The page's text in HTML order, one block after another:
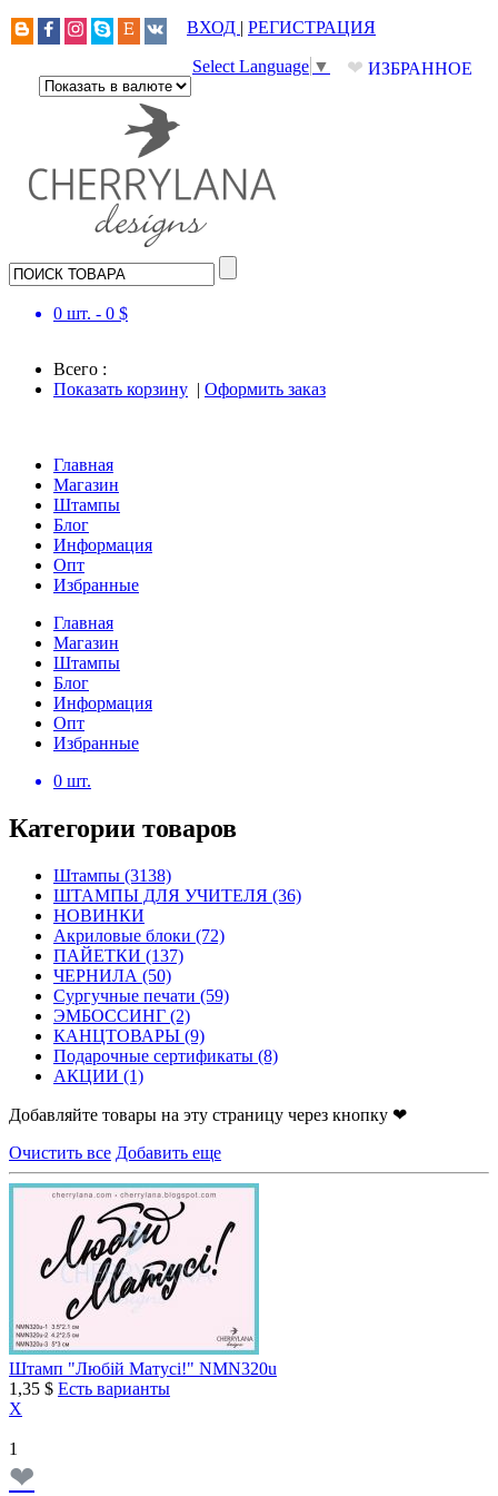
ВХОД | РЕГИСТРАЦИЯ
❤ ИЗБРАННОЕ
Select Language ▼
0 шт. - 0 $
Всего :
Показать корзину | Оформить заказ
Главная
Магазин
Штампы
Блог
Информация
Опт
Избранные
Главная
Магазин
Штампы
Блог
Информация
Опт
Избранные
0 шт.
Категории товаров
Штампы (3138)
ШТАМПЫ ДЛЯ УЧИТЕЛЯ (36)
НОВИНКИ
Акриловые блоки (72)
ПАЙЕТКИ (137)
ЧЕРНИЛА (50)
Сургучные печати (59)
ЭМБОССИНГ (2)
КАНЦТОВАРЫ (9)
Подарочные сертификаты (8)
АКЦИИ (1)
Добавляйте товары на эту страницу через кнопку ❤
Очистить все Добавить еще
Штамп "Любій Матусі!" NMN320u
1,35 $ Есть варианты
X
1
❤